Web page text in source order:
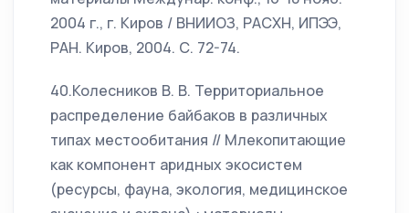
2004 г., г. Киров / ВНИИОЗ, РАСХН, ИПЭЭ,
РАН. Киров, 2004. С. 72-74.
40.Колесников В. В. Территориальное
распределение байбаков в различных
типах местообитания // Млекопитающие
как компонент аридных экосистем
(ресурсы, фауна, экология, медицинское